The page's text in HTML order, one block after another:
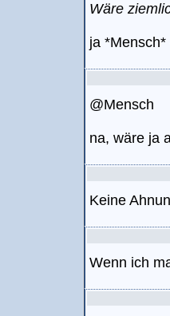
Wäre
ja
@Mensch
na, wäre ja
Keine
Wenn ich